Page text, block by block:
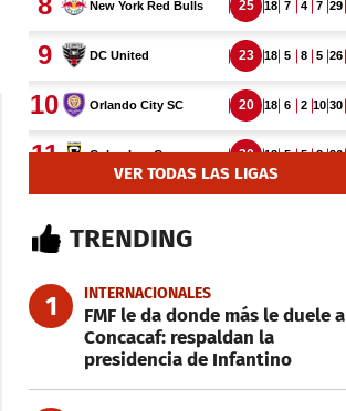
VER TODAS LAS LIGAS
TRENDING
1 INTERNACIONALES
FMF le da donde más le duele a
Concacaf: respaldan la
presidencia de Infantino